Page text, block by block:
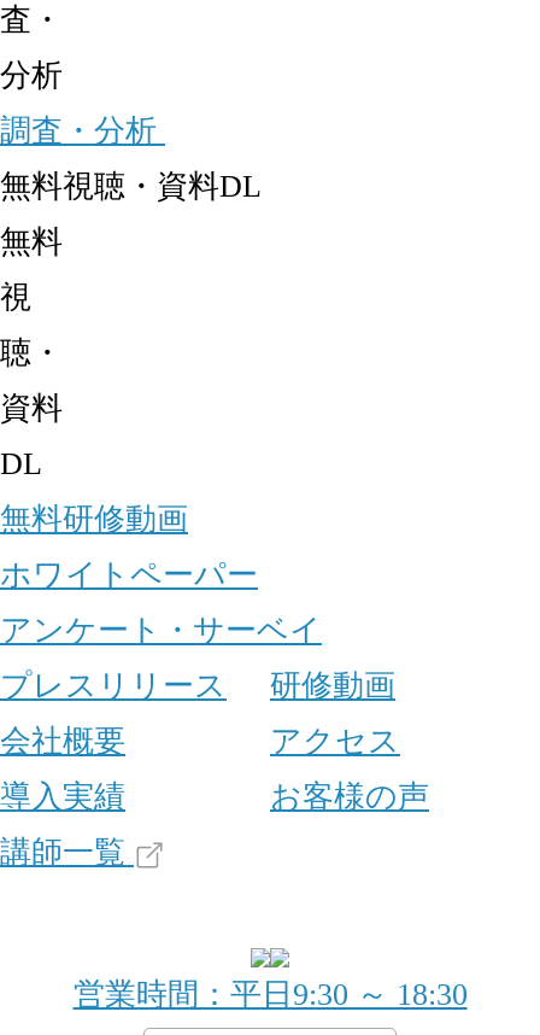
査・
分析
調査・分析
無料視聴・資料DL
無料
視
聴・
資料
DL
無料研修動画
ホワイトペーパー
アンケート・サーベイ
プレスリリース
研修動画
会社概要
アクセス
導入実績
お客様の声
講師一覧
営業時間：平日9:30 ～ 18:30